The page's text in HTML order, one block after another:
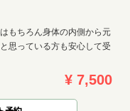
もちろん身体の内側から元
思っている方も安心して受
¥ 7,500